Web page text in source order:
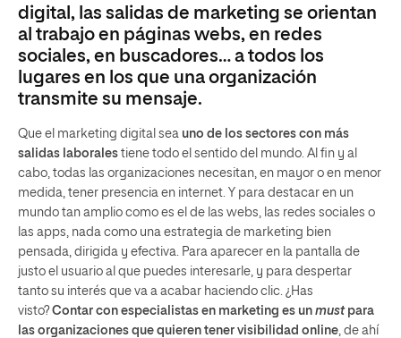
digital, las salidas de marketing se orientan
al trabajo en páginas webs, en redes
sociales, en buscadores… a todos los
lugares en los que una organización
transmite su mensaje.
Que el marketing digital sea uno de los sectores con más
salidas laborales tiene todo el sentido del mundo. Al fin y al
cabo, todas las organizaciones necesitan, en mayor o en menor
medida, tener presencia en internet. Y para destacar en un
mundo tan amplio como es el de las webs, las redes sociales o
las apps, nada como una estrategia de marketing bien
pensada, dirigida y efectiva. Para aparecer en la pantalla de
justo el usuario al que puedes interesarle, y para despertar
tanto su interés que va a acabar haciendo clic. ¿Has
visto? Contar con especialistas en marketing es un must para
las organizaciones que quieren tener visibilidad online, de ahí